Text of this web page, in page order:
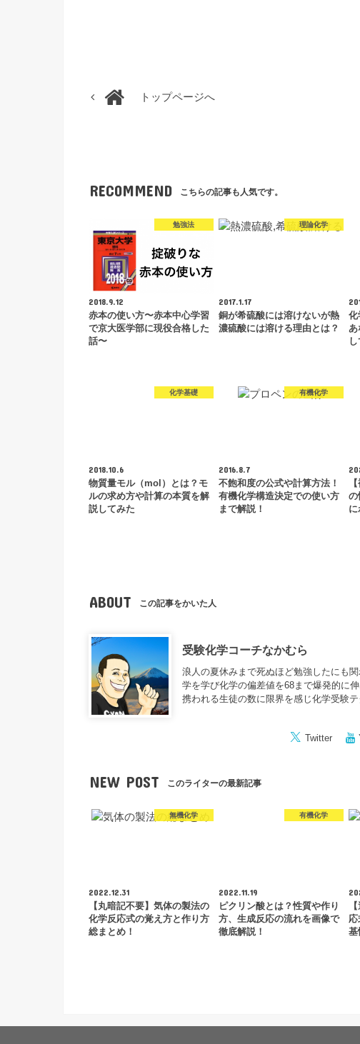
トップページへ
RECOMMEND こちらの記事も人気です。
勉強法
2018.9.12
赤本の使い方〜赤本中心学習
で京大医学部に現役合格した
話〜
理論化学
2017.1.17
銅が希硫酸には溶けないが熱
濃硫酸には溶ける理由とは？
化
あ
化学基礎
2018.10.6
物質量モル（mol）とは？モ
ルの求め方や計算の本質を解
説してみた
有機化学
2016.8.7
不飽和度の公式や計算方法！
有機化学構造決定での使い方
まで解説！
の
に
ABOUT この記事をかいた人
受験化学コーチなかむら
浪人の夏休みまで死ぬほど勉強したにも
学を学び化学の偏差値を68まで爆発的に
携われる生徒の数に限界を感じ化学受験
Twitter
NEW POST このライターの最新記事
無機化学
2022.12.31
【丸暗記不要】気体の製法の
化学反応式の覚え方と作り方
総まとめ！
有機化学
2022.11.19
ピクリン酸とは？性質や作り
方、生成反応の流れを画像で
徹底解説！
応
基